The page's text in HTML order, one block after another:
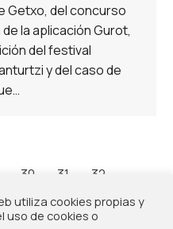
Getxo, del concurso
la aplicación Gurot,
del festival
y del caso de
30 31 32
→utiliza cookies propias y
uso de cookies o